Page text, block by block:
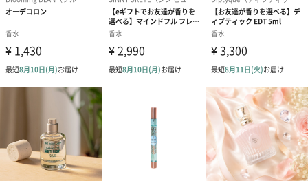
シーズンブーケ（ひま
わり）（1,880円）
ブーケ（ホワイトグリ
ーン）（1,650円）
ブーケ（ピン
（1,650円）